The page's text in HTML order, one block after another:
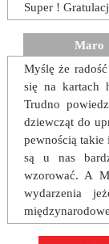
Super !
Maro
Myślę że
się na kartach
Trudno
dziewcząt do
pewnością takie
są u nas
wzorować. A
wydarzenia